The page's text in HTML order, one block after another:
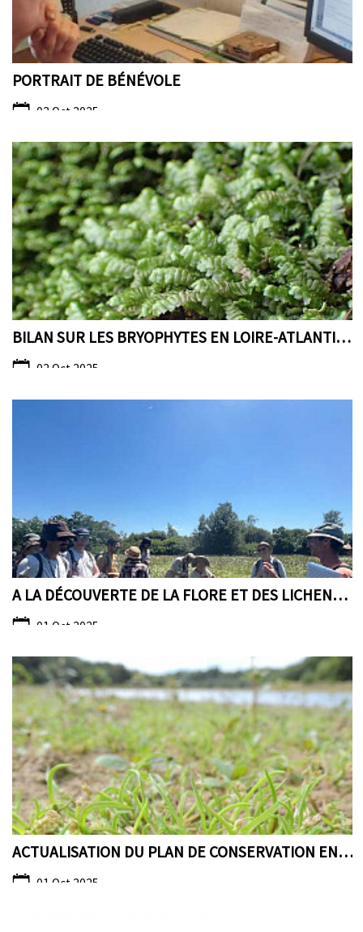
PORTRAIT DE BÉNÉVOLE
02 Oct 2025
BILAN SUR LES BRYOPHYTES EN LOIRE-ATLANTIQUE
02 Oct 2025
A LA DÉCOUVERTE DE LA FLORE ET DES LICHENS DU CENT...
01 Oct 2025
ACTUALISATION DU PLAN DE CONSERVATION EN FAVEUR DU...
01 Oct 2025